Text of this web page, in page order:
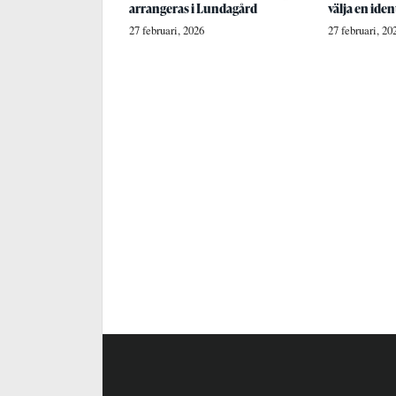
arrangeras i Lundagård
27 februari, 2026
välja en
27 februari,